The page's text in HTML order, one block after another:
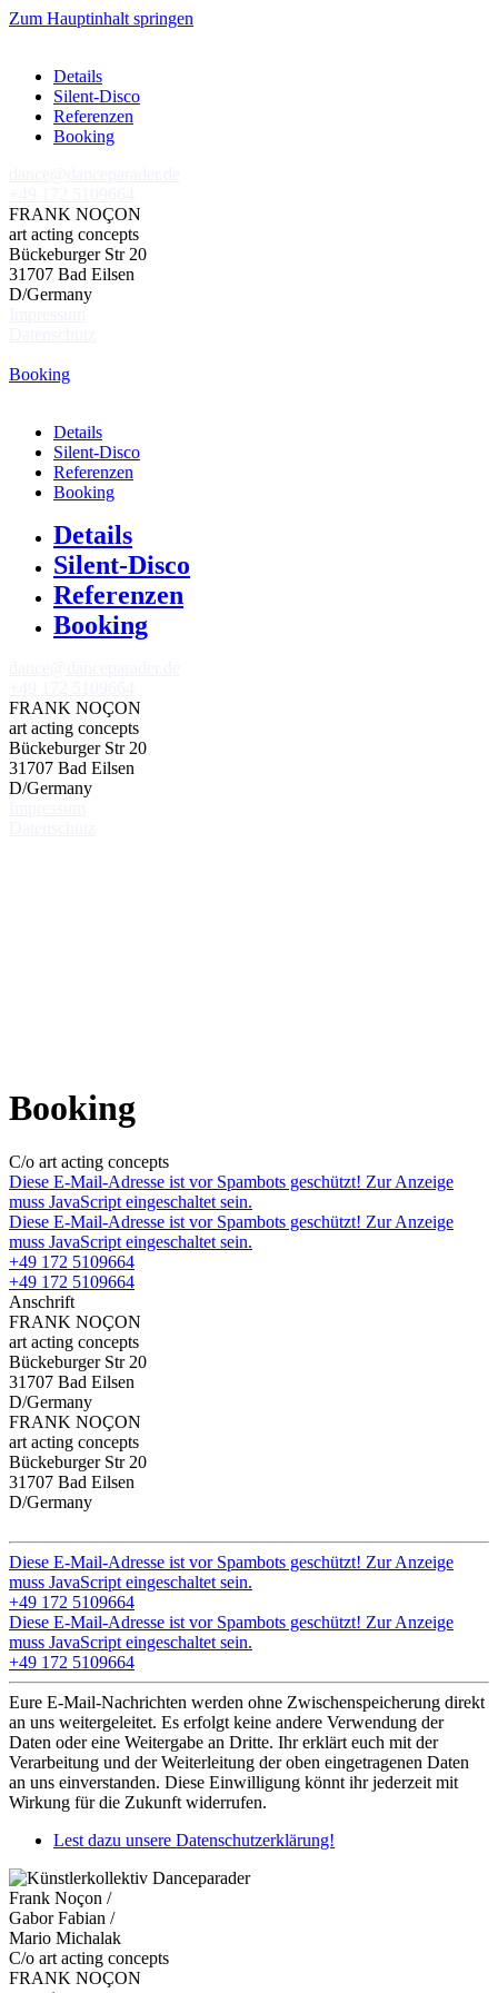
Zum Hauptinhalt springen
Details
Silent-Disco
Referenzen
Booking
FRANK NOÇON
art acting concepts
Bückeburger Str 20
31707 Bad Eilsen
D/Germany
Booking
Details
Silent-Disco
Referenzen
Booking
Details
Silent-Disco
Referenzen
Booking
FRANK NOÇON
art acting concepts
Bückeburger Str 20
31707 Bad Eilsen
D/Germany
Booking
C/o art acting concepts
Diese E-Mail-Adresse ist vor Spambots geschützt! Zur Anzeige
muss JavaScript eingeschaltet sein.
Diese E-Mail-Adresse ist vor Spambots geschützt! Zur Anzeige
muss JavaScript eingeschaltet sein.
+49 172 5109664
+49 172 5109664
Anschrift
FRANK NOÇON
art acting concepts
Bückeburger Str 20
31707 Bad Eilsen
D/Germany
FRANK NOÇON
art acting concepts
Bückeburger Str 20
31707 Bad Eilsen
D/Germany
Diese E-Mail-Adresse ist vor Spambots geschützt! Zur Anzeige
muss JavaScript eingeschaltet sein.
+49 172 5109664
Diese E-Mail-Adresse ist vor Spambots geschützt! Zur Anzeige
muss JavaScript eingeschaltet sein.
+49 172 5109664
Eure E-Mail-Nachrichten werden ohne Zwischenspeicherung direkt
an uns weitergeleitet. Es erfolgt keine andere Verwendung der
Daten oder eine Weitergabe an Dritte. Ihr erklärt euch mit der
Verarbeitung und der Weiterleitung der oben eingetragenen Daten
an uns einverstanden. Diese Einwilligung könnt ihr jederzeit mit
Wirkung für die Zukunft widerrufen.
Lest dazu unsere Datenschutzerklärung!
Frank Noçon /
Gabor Fabian /
Mario Michalak
C/o art acting concepts
FRANK NOÇON